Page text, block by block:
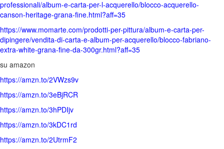
professionali/album-e-carta-per-l-acquerello/blocco-acquerello-
canson-heritage-grana-fine.html?aff=35
https://www.momarte.com/prodotti-per-pittura/album-e-carta-per-
dipingere/vendita-di-carta-e-album-per-acquerello/blocco-fabriano-
extra-white-grana-fine-da-300gr.html?aff=35
su amazon
https://amzn.to/2VWzs9v
https://amzn.to/3eBjRCR
https://amzn.to/3hPDIjv
https://amzn.to/3kDC1rd
https://amzn.to/2UtrmF2